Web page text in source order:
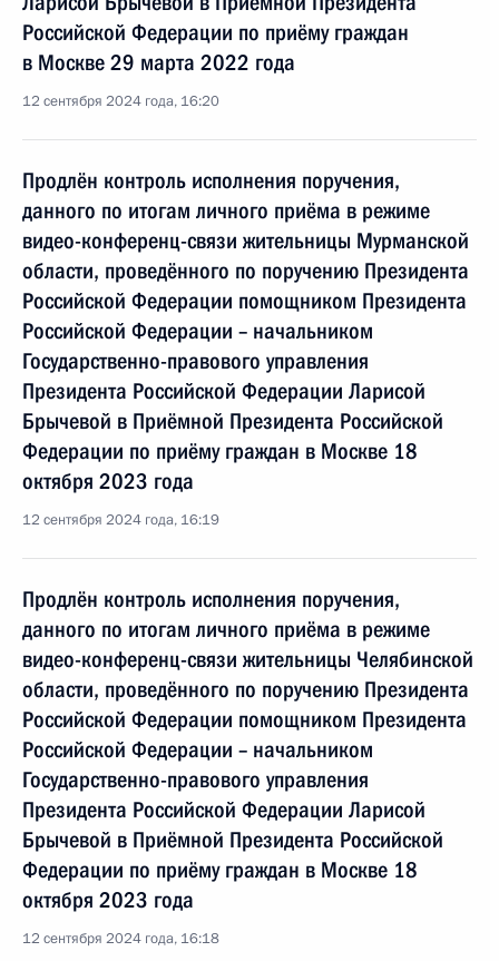
Российской Федерации по приёму граждан
в Москве 29 марта 2022 года
12 сентября 2024 года, 16:20
Продлён контроль исполнения поручения,
данного по итогам личного приёма в режиме
видео-конференц-связи жительницы Мурманской
области, проведённого по поручению Президента
Российской Федерации помощником Президента
Российской Федерации – начальником
Государственно-правового управления
Президента Российской Федерации Ларисой
Брычевой в Приёмной Президента Российской
Федерации по приёму граждан в Москве 18
октября 2023 года
12 сентября 2024 года, 16:19
Продлён контроль исполнения поручения,
данного по итогам личного приёма в режиме
видео-конференц-связи жительницы Челябинской
области, проведённого по поручению Президента
Российской Федерации помощником Президента
Российской Федерации – начальником
Государственно-правового управления
Президента Российской Федерации Ларисой
Брычевой в Приёмной Президента Российской
Федерации по приёму граждан в Москве 18
октября 2023 года
12 сентября 2024 года, 16:18